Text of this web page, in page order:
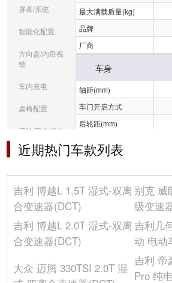
屏幕/系统
智能化配置
方向盘/内后视
镜
车内充电
桌椅配置
音响/车内灯光
冰箱/空调
选装包
其它
最大满载质量(kg)
品牌
厂商
车身
轴距(mm)
车门开启方式
后轮距(mm)
座位数(个)
油箱容积(L)
长度(mm)
高度(mm)
车门数(个)
车身结构
整备质量(kg)
近期热门车款列表
吉利 博越L 1.5T 湿式-双离
合变速器(DCT)
别克 威
级变速
吉利 博越L 2.0T 湿式-双离
合变速器(DCT)
吉利几
动 电动
大众 迈腾 330TSI 2.0T 湿
吉利 帝
Pro 纯